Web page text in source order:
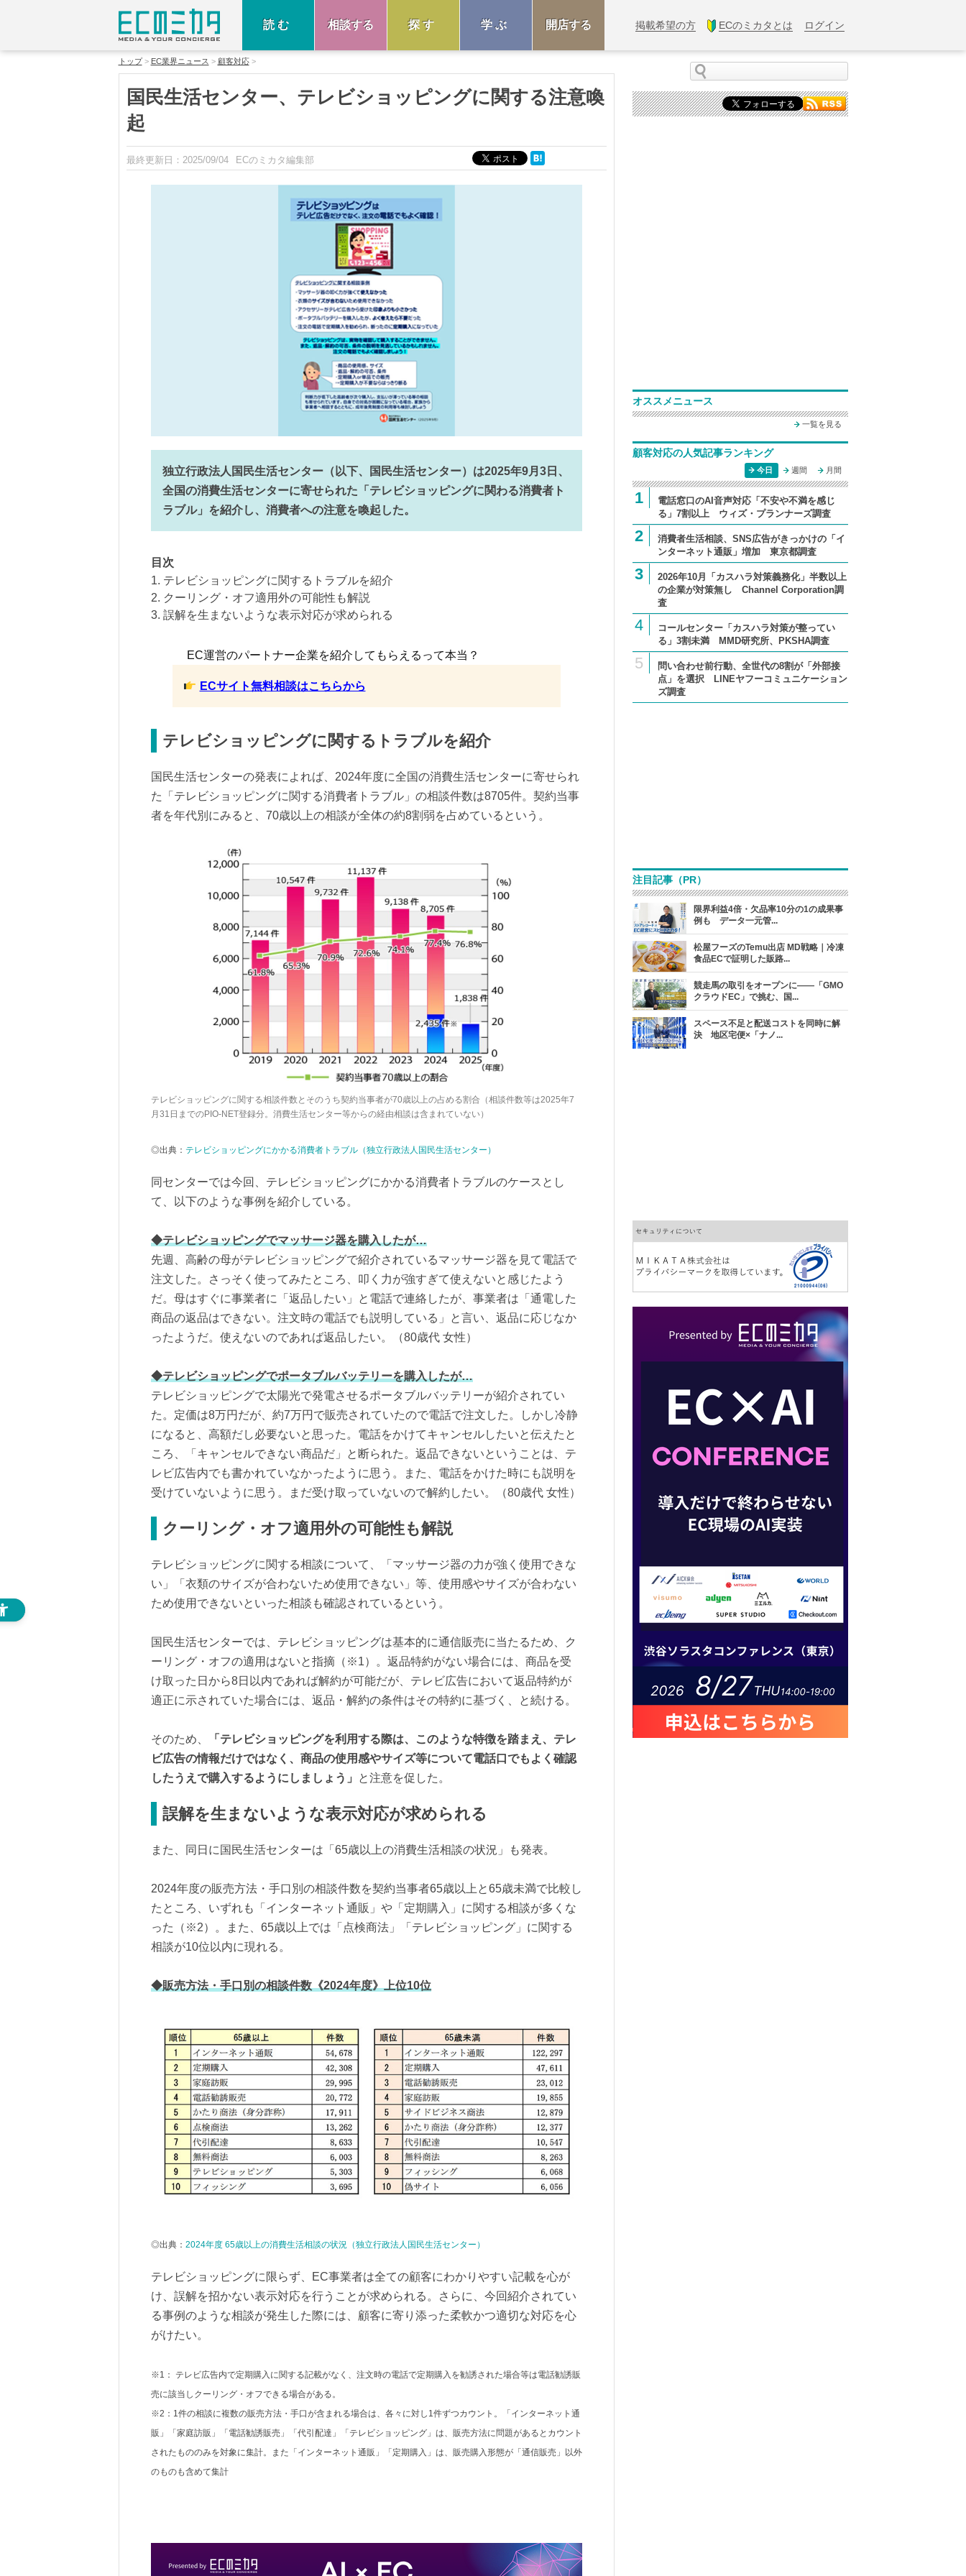
読む 相談する 探す 学ぶ 開店する 掲載希望の方 ECのミカタとは ログイン
トップ EC業界ニュース 顧客対応
国民生活センター、テレビショッピングに関する注意喚
起
最終更新日： 2025/09/04 ECのミカタ編集部
独立行政法人国民生活センター（以下、国民生活センター）は2025年9月3日、
全国の消費生活センターに寄せられた「テレビショッピングに関わる消費者ト
ラブル」を紹介し、消費者への注意を喚起した。
目次
1. テレビショッピングに関するトラブルを紹介
2. クーリング・オフ適用外の可能性も解説
3. 誤解を生まないような表示対応が求められる
EC運営のパートナー企業を紹介してもらえるって本当？
ECサイト無料相談はこちらから
テレビショッピングに関するトラブルを紹介
国民生活センターの発表によれば、2024年度に全国の消費生活センターに寄せられ
た「テレビショッピングに関する消費者トラブル」の相談件数は8705件。契約当事
者を年代別にみると、70歳以上の相談が全体の約8割弱を占めているという。
テレビショッピングに関する相談件数とそのうち契約当事者が70歳以上の占める割合（相談件数等は2025年7
月31日までのPIO-NET登録分。消費生活センター等からの経由相談は含まれていない）
◎出典： テレビショッピングにかかる消費者トラブル（独立行政法人国民生活センター）
同センターでは今回、テレビショッピングにかかる消費者トラブルのケースとし
て、以下のような事例を紹介している。
◆テレビショッピングでマッサージ器を購入したが…
先週、高齢の母がテレビショッピングで紹介されているマッサージ器を見て電話で
注文した。さっそく使ってみたところ、叩く力が強すぎて使えないと感じたよう
だ。母はすぐに事業者に「返品したい」と電話で連絡したが、事業者は「通電した
商品の返品はできない。注文時の電話でも説明している」と言い、返品に応じなか
ったようだ。使えないのであれば返品したい。（80歳代 女性）
◆テレビショッピングでポータブルバッテリーを購入したが…
テレビショッピングで太陽光で発電させるポータブルバッテリーが紹介されてい
た。定価は8万円だが、約7万円で販売されていたので電話で注文した。しかし冷静
になると、高額だし必要ないと思った。電話をかけてキャンセルしたいと伝えたと
ころ、「キャンセルできない商品だ」と断られた。返品できないということは、テ
レビ広告内でも書かれていなかったように思う。また、電話をかけた時にも説明を
受けていないように思う。まだ受け取っていないので解約したい。（80歳代 女性）
クーリング・オフ適用外の可能性も解説
テレビショッピングに関する相談について、「マッサージ器の力が強く使用できな
い」「衣類のサイズが合わないため使用できない」等、使用感やサイズが合わない
ため使用できないといった相談も確認されているという。
国民生活センターでは、テレビショッピングは基本的に通信販売に当たるため、ク
ーリング・オフの適用はないと指摘（※1）。返品特約がない場合には、商品を受
け取った日から8日以内であれば解約が可能だが、テレビ広告において返品特約が
適正に示されていた場合には、返品・解約の条件はその特約に基づく、と続ける。
そのため、
「テレビショッピングを利用する際は、このような特徴を踏まえ、テレ
ビ広告の情報だけではなく、商品の使用感やサイズ等について電話口でもよく確認
したうえで購入するようにしましょう」
と注意を促した。
誤解を生まないような表示対応が求められる
また、同日に国民生活センターは「65歳以上の消費生活相談の状況」も発表。
2024年度の販売方法・手口別の相談件数を契約当事者65歳以上と65歳未満で比較し
たところ、いずれも「インターネット通販」や「定期購入」に関する相談が多くな
った（※2）。また、65歳以上では「点検商法」「テレビショッピング」に関する
相談が10位以内に現れる。
◆販売方法・手口別の相談件数《2024年度》上位10位
◎出典： 2024年度 65歳以上の消費生活相談の状況（独立行政法人国民生活センター）
テレビショッピングに限らず、EC事業者は全ての顧客にわかりやすい記載を心が
け、誤解を招かない表示対応を行うことが求められる。さらに、今回紹介されてい
る事例のような相談が発生した際には、顧客に寄り添った柔軟かつ適切な対応を心
がけたい。
※1： テレビ広告内で定期購入に関する記載がなく、注文時の電話で定期購入を勧誘された場合等は電話勧誘販
売に該当しクーリング・オフできる場合がある。
※2：1件の相談に複数の販売方法・手口が含まれる場合は、各々に対し1件ずつカウント。「インターネット通
販」「家庭訪販」「電話勧誘販売」「代引配達」「テレビショッピング」は、販売方法に問題があるとカウント
されたもののみを対象に集計。また「インターネット通販」「定期購入」は、販売購入形態が「通信販売」以外
のものも含めて集計
オススメニュース
一覧を見る
顧客対応の人気記事ランキング
今日 週間 月間
1
電話窓口のAI音声対応「不安や不満を感じ
る」7割以上 ウィズ・プランナーズ調査
2
消費者生活相談、SNS広告がきっかけの「イ
ンターネット通販」増加 東京都調査
3
2026年10月「カスハラ対策義務化」半数以上
の企業が対策無し Channel Corporation調
査
4
コールセンター「カスハラ対策が整ってい
る」3割未満 MMD研究所、PKSHA調査
5
問い合わせ前行動、全世代の8割が「外部接
点」を選択 LINEヤフーコミュニケーション
ズ調査
注目記事（PR）
限界利益4倍・欠品率10分の1の成果事
例も データ一元管...
松屋フーズのTemu出店 MD戦略｜冷凍
食品ECで証明した販路...
競走馬の取引をオープンに――「GMO
クラウドEC」で挑む、国...
スペース不足と配送コストを同時に解
決 地区宅便×「ナノ...